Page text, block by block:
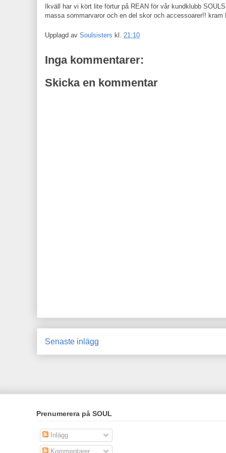
Ikväll har vi kört lite förtur på REAN för vår kundklubb
massa sommarvaror och en del skor och accessoarer!! kram
Upplagd av Soulsisters kl. 21:10
Inga kommentarer:
Skicka en kommentar
Senaste inlägg
Prenumerera på SOUL
Inlägg
Kommentarer